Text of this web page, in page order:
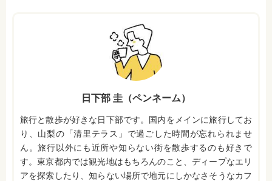
日下部 圭（ペンネーム）
旅行と散歩が好きな日下部です。国内をメインに旅行してお
り、山梨の「清里テラス」で過ごした時間が忘れられませ
ん。旅行以外にも近所や知らない街を散歩するのも好きで
す。東京都内では観光地はもちろんのこと、ディープなエリ
アを探索したり、知らない場所で地元にしかなさそうなカフ